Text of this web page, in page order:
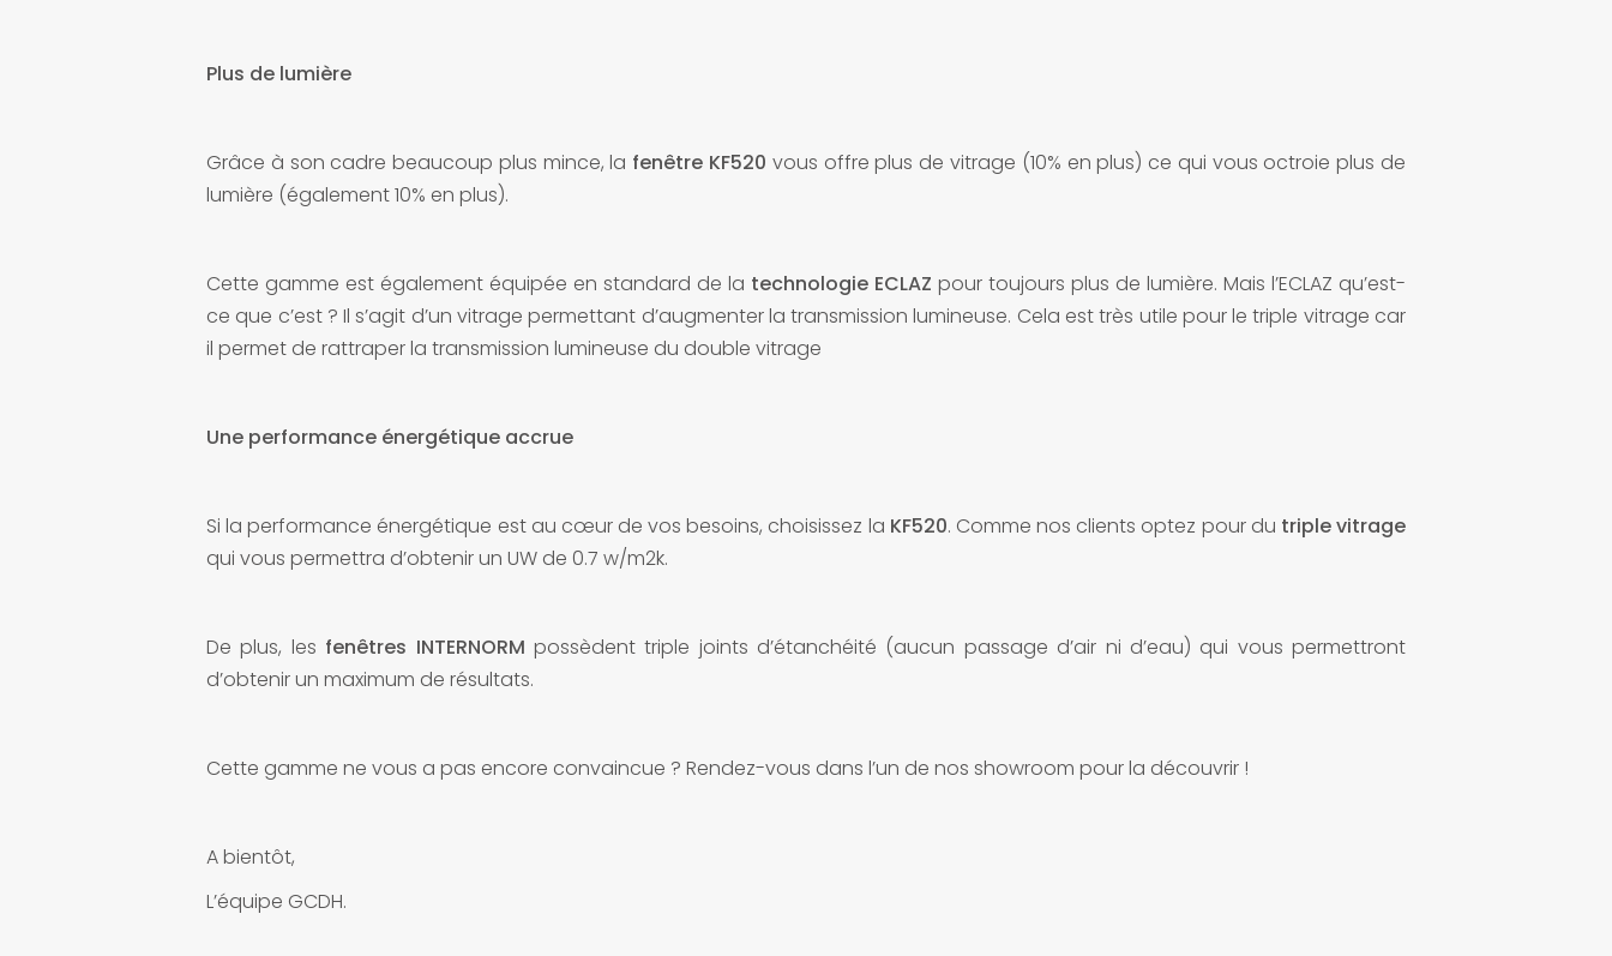
Plus de lumière
Grâce à son cadre beaucoup plus mince, la fenêtre KF520 vous offre plus de vitrage (10% en plus) ce qui vous octroie plus de
lumière (également 10% en plus).
Cette gamme est également équipée en standard de la technologie ECLAZ pour toujours plus de lumière. Mais l’ECLAZ qu’est-
ce que c’est ? Il s’agit d’un vitrage permettant d’augmenter la transmission lumineuse. Cela est très utile pour le triple vitrage car
il permet de rattraper la transmission lumineuse du double vitrage
Une performance énergétique accrue
Si la performance énergétique est au cœur de vos besoins, choisissez la KF520. Comme nos clients optez pour du triple vitrage
qui vous permettra d’obtenir un UW de 0.7 w/m2k.
De plus, les fenêtres INTERNORM possèdent triple joints d’étanchéité (aucun passage d’air ni d’eau) qui vous permettront
d’obtenir un maximum de résultats.
Cette gamme ne vous a pas encore convaincue ? Rendez-vous dans l’un de nos showroom pour la découvrir !
A bientôt,
L’équipe GCDH.